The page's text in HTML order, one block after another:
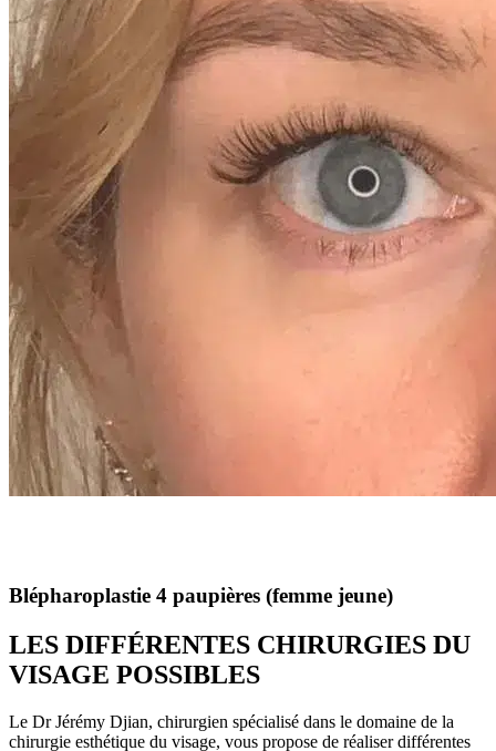
Blépharoplastie 4 paupières (femme jeune)
LES DIFFÉRENTES CHIRURGIES DU
VISAGE POSSIBLES
Le Dr Jérémy Djian, chirurgien spécialisé dans le domaine de la
chirurgie esthétique du visage, vous propose de réaliser différentes